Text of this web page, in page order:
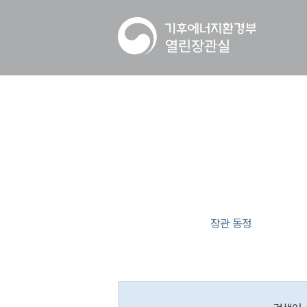
장관 동정